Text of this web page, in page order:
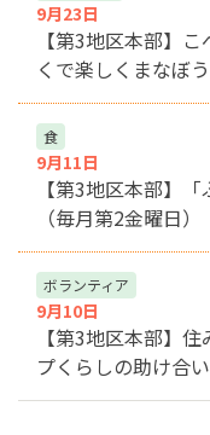
9月23日
【第3地区本部】
くで楽しくまなぼ
9月11日
食
【第3地区本部】
（毎月第2金曜日）
9月10日
ボランティア
【第3地区本部】
プくらしの助け合